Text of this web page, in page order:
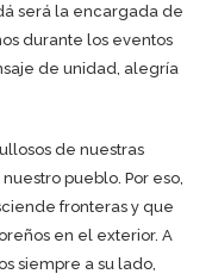
será la encargada de
durante los eventos
de unidad, alegría
de nuestras
pueblo. Por eso,
fronteras y que
en el exterior. A
siempre a su lado,